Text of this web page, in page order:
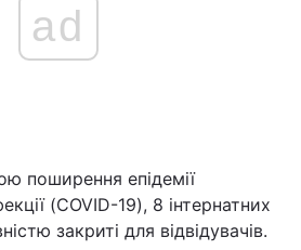
ad
поширення епідемії
(COVID-19), 8 інтернатних
закриті для відвідувачів.